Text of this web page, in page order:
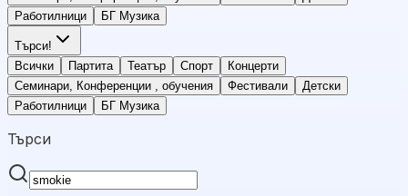
Работилници
БГ Музика
Търси!
Всички
Партита Театър Спорт
Концерти
Семинари, Конференции , обучения
Фестивали
Детски
Работилници
БГ Музика
Търси